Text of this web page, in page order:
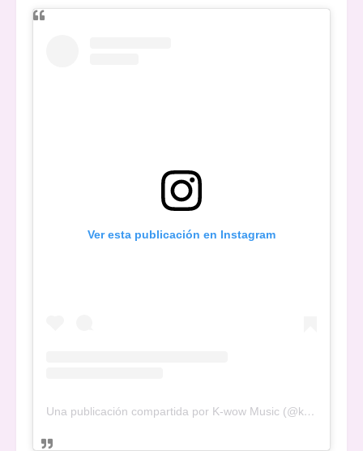
Ver esta publicación en Instagram
Una publicación compartida por K-wow Music (@kwowwmusic)